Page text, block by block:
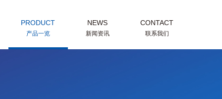
PRODUCT
产品一览
NEWS
新闻资讯
CONTACT
联系我们